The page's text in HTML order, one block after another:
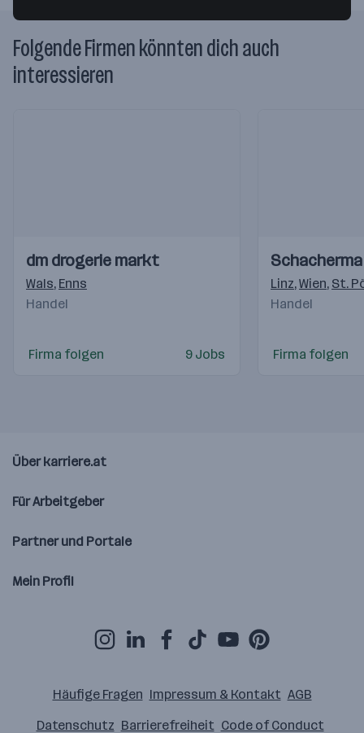
Folgende Firmen könnten dich auch
interessieren
Videos
Einblicke
Einblicke
dm drogerie markt
Wals, Enns
Handel
Firma folgen 9 Jobs
Videos
Einblicke
Einblicke
Linz,Wien, St.
Handel
Firma folgen
Über karriere.at
Für Arbeitgeber
Partner und Portale
Mein Profil
Häufige Fragen Impressum & Kontakt AGB
Datenschutz Barrierefreiheit Code of Conduct